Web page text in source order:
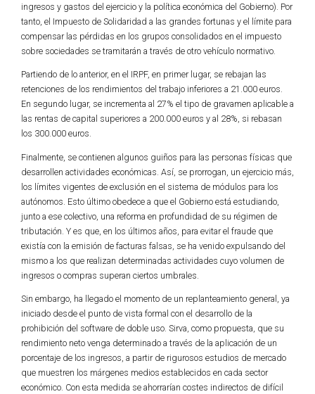
ingresos y gastos del ejercicio y la política económica del Gobierno). Por
tanto, el Impuesto de Solidaridad a las grandes fortunas y el límite para
compensar las pérdidas en los grupos consolidados en el impuesto
sobre sociedades se tramitarán a través de otro vehículo normativo.
Partiendo de lo anterior, en el IRPF, en primer lugar, se rebajan las
retenciones de los rendimientos del trabajo inferiores a 21.000 euros.
En segundo lugar, se incrementa al 27% el tipo de gravamen aplicable a
las rentas de capital superiores a 200.000 euros y al 28%, si rebasan
los 300.000 euros.
Finalmente, se contienen algunos guiños para las personas físicas que
desarrollen actividades económicas. Así, se prorrogan, un ejercicio más,
los límites vigentes de exclusión en el sistema de módulos para los
autónomos. Esto último obedece a que el Gobierno está estudiando,
junto a ese colectivo, una reforma en profundidad de su régimen de
tributación. Y es que, en los últimos años, para evitar el fraude que
existía con la emisión de facturas falsas, se ha venido expulsando del
mismo a los que realizan determinadas actividades cuyo volumen de
ingresos o compras superan ciertos umbrales.
Sin embargo, ha llegado el momento de un replanteamiento general, ya
iniciado desde el punto de vista formal con el desarrollo de la
prohibición del software de doble uso. Sirva, como propuesta, que su
rendimiento neto venga determinado a través de la aplicación de un
porcentaje de los ingresos, a partir de rigurosos estudios de mercado
que muestren los márgenes medios establecidos en cada sector
económico. Con esta medida se ahorrarían costes indirectos de difícil